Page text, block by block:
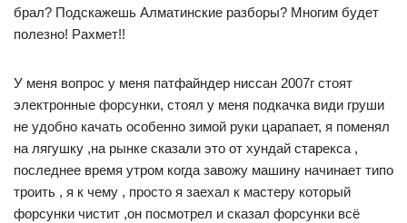
брал? Подскажешь Алматинские разборы? Многим будет
полезно! Рахмет!!
У меня вопрос у меня патфайндер ниссан 2007г стоят
электронные форсунки, стоял у меня подкачка види груши
не удобно качать особенно зимой руки царапает, я поменял
на лягушку ,на рынке сказали это от хундай старекса ,
последнее время утром когда завожу машину начинает типо
троить , я к чему , просто я заехал к мастеру который
форсунки чистит ,он посмотрел и сказал форсунки всё